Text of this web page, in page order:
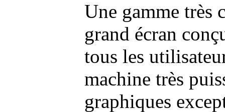
Une gamme très
grand écran
tous les
machine très
graphiques